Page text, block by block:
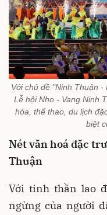
Với chủ đề "Ninh Thuận
Lễ hội Nho - Vang Ninh
hóa, thể thao, du lịch
biệt
Nét văn hoá đặc
Thuận
Với tinh thần lao
ngừng của người